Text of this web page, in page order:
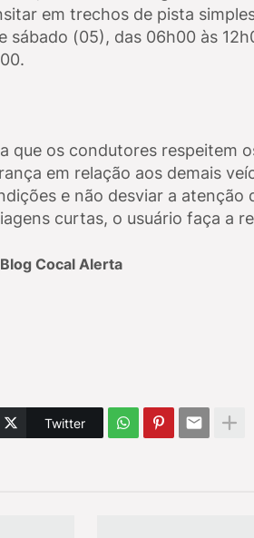
em trechos de pista
sábado (05), das 06h00 às
que os condutores respeitem
em relação aos demais
e não desviar a
curtas, o usuário faça a
Cocal Alerta
Twitter